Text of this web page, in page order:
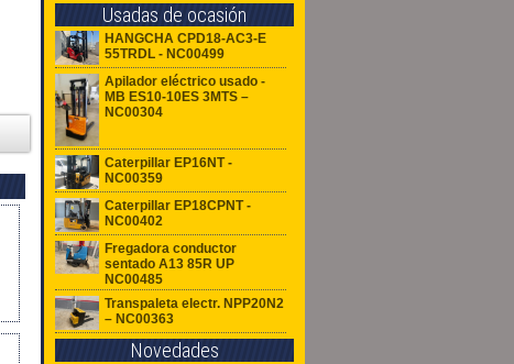
Usadas de ocasión
HANGCHA CPD18-AC3-E
55TRDL - NC00499
Apilador eléctrico usado -
MB ES10-10ES 3MTS –
NC00304
Caterpillar EP16NT -
NC00359
Caterpillar EP18CPNT -
NC00402
Fregadora conductor
sentado A13 85R UP
NC00485
Transpaleta electr. NPP20N2
– NC00363
Novedades